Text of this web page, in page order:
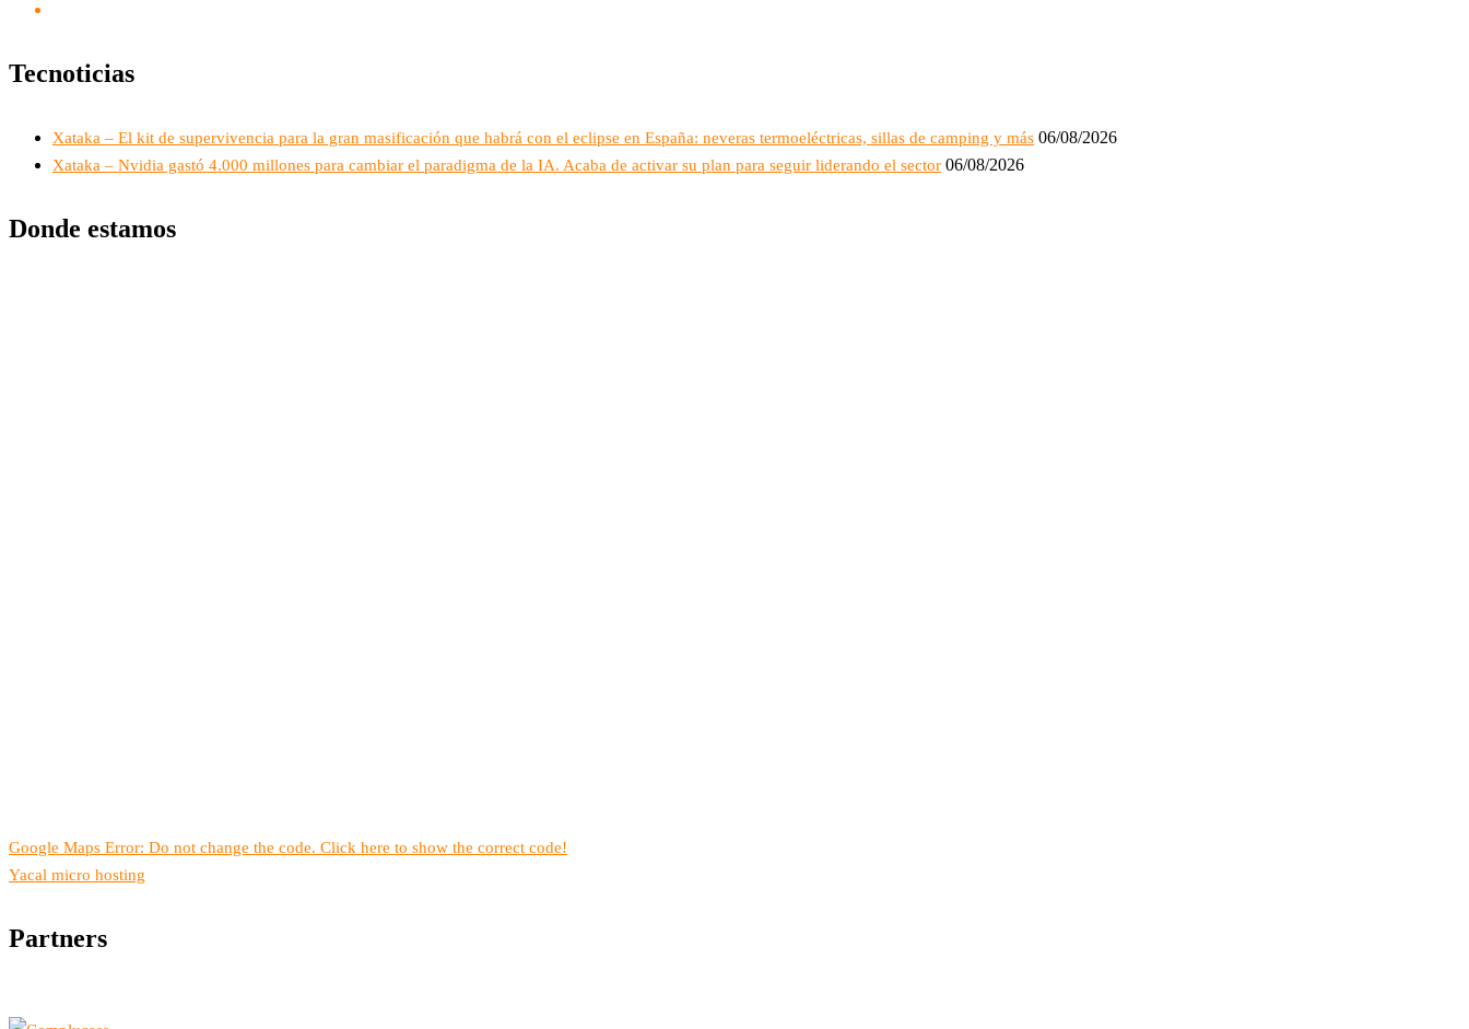
Tecnoticias
Xataka – El kit de supervivencia para la gran masificación que habrá con el eclipse en España: neveras termoeléctricas, sillas de camping y más 06/08/2026
Xataka – Nvidia gastó 4.000 millones para cambiar el paradigma de la IA. Acaba de activar su plan para seguir liderando el sector 06/08/2026
Donde estamos
Google Maps Error: Do not change the code. Click here to show the correct code!
Yacal micro hosting
Partners